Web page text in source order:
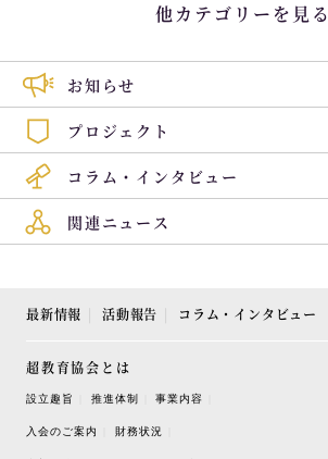
他カテゴリーを見る
お知らせ
プロジェクト
コラム・インタビュー
関連ニュース
最新情報 活動報告 コラム・インタビュー
超教育協会とは
設立趣旨 推進体制 事業内容
入会のご案内 財務状況